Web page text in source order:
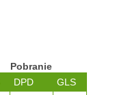
Pobranie
DPD
GLS